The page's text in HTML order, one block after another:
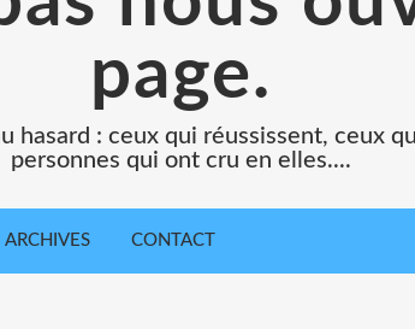
page.
hasard : ceux qui réussissent, ceux
personnes qui ont cru en elles....
ARCHIVES CONTACT